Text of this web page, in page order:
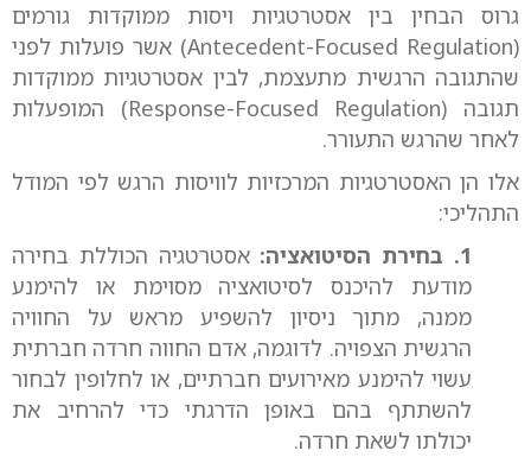
גרוס הבחין בין אסטרטגיות ויסות ממוקדות גורמים
(Antecedent-Focused Regulation) אשר פועלות לפני
שהתגובה הרגשית מתעצמת, לבין אסטרטגיות ממוקדות
תגובה (Response-Focused Regulation) המופעלות
לאחר שהרגש התעורר.
אלו הן האסטרטגיות המרכזיות לוויסות הרגש לפי המודל
התהליכי:
1. בחירת הסיטואציה:
אסטרטגיה הכוללת בחירה
מודעת להיכנס לסיטואציה מסוימת או להימנע
ממנה, מתוך ניסיון להשפיע מראש על החוויה
הרגשית הצפויה. לדוגמה, אדם החווה חרדה חברתית
עשוי להימנע מאירועים חברתיים, או לחלופין לבחור
להשתתף בהם באופן הדרגתי כדי להרחיב את
יכולתו לשאת חרדה.